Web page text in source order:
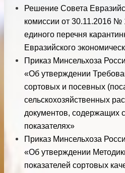
Решение Совета
комиссии от 30.11.2016
единого перечня
Евразийского
Приказ Минсельхоза
«Об утверждении
сортовых и посевных
сельскохозяйственных
документов, содержащих
показателях»
Приказ Минсельхоза
«Об утверждении
показателей сортовых